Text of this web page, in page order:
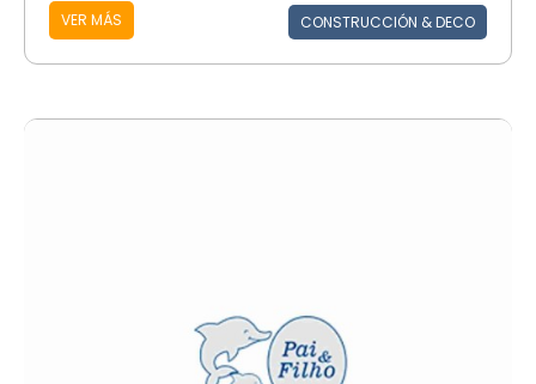
VER MÁS CONSTRUCCIÓN & DECO